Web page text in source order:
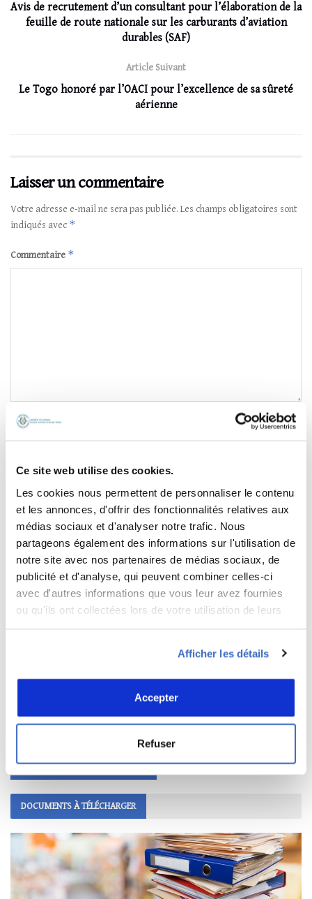
Ce site web utilise des cookies.
Les cookies nous permettent de personnaliser le contenu
et les annonces, d'offrir des fonctionnalités relatives aux
médias sociaux et d'analyser notre trafic. Nous
partageons également des informations sur l'utilisation de
notre site avec nos partenaires de médias sociaux, de
publicité et d'analyse, qui peuvent combiner celles-ci
avec d'autres informations que vous leur avez fournies
ou qu'ils ont collectées lors de votre utilisation de leurs
Afficher les détails
Accepter
Refuser
Avis de recrutement d’un consultant pour l’élaboration de la
feuille de route nationale sur les carburants d’aviation
durables (SAF)
Article Suivant
Le Togo honoré par l’OACI pour l’excellence de sa sûreté
aérienne
Laisser un commentaire
Votre adresse e-mail ne sera pas publiée. Les champs obligatoires sont
indiqués avec *
Commentaire *
Nom
E-mail*
Site web
DOCUMENTS À TÉLÉCHARGER